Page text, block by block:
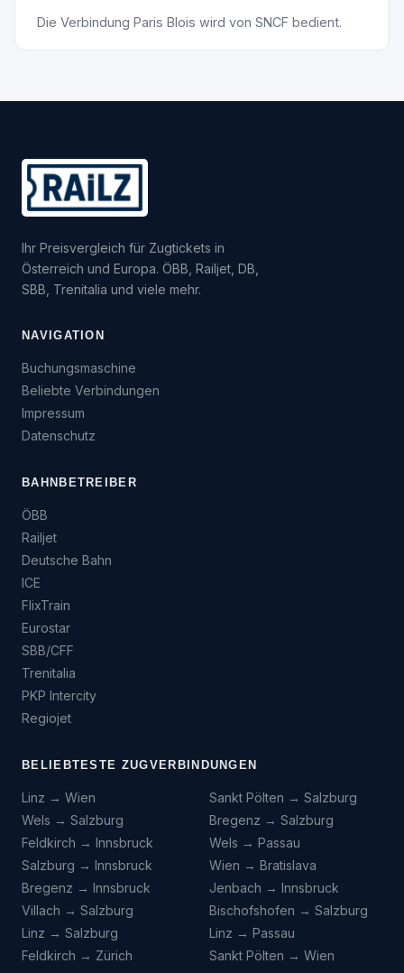
Die Verbindung Paris Blois wird von SNCF bedient.
Ihr Preisvergleich für Zugtickets in
Österreich und Europa. ÖBB, Railjet, DB,
SBB, Trenitalia und viele mehr.
NAVIGATION
Buchungsmaschine
Beliebte Verbindungen
Impressum
Datenschutz
BAHNBETREIBER
ÖBB
Railjet
Deutsche Bahn
ICE
FlixTrain
Eurostar
SBB/CFF
Trenitalia
PKP Intercity
Regiojet
BELIEBTESTE ZUGVERBINDUNGEN
Linz → Wien
Wels → Salzburg
Feldkirch → Innsbruck
Salzburg → Innsbruck
Bregenz → Innsbruck
Villach → Salzburg
Linz → Salzburg
Feldkirch → Zürich
Sankt Pölten → Salzburg
Bregenz → Salzburg
Wels → Passau
Wien → Bratislava
Jenbach → Innsbruck
Bischofshofen → Salzburg
Linz → Passau
Sankt Pölten → Wien